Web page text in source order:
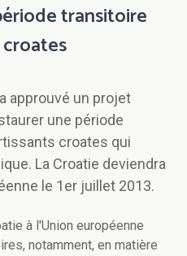
transitoire
approuvé un projet
une période
croates qui
La Croatie deviendra
le 1er juillet 2013.
à l'Union européenne
notamment, en matière